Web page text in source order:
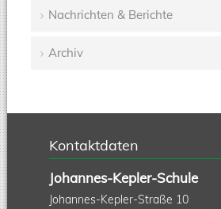
überspringen
Nachrichten & Berichte
Archiv
Kontaktdaten
Johannes-Kepler-Schule
Johannes-Kepler-Straße 10